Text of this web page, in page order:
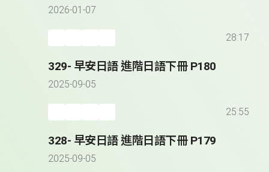
2026-01-07
28:17
329- 早安日語 進階日語下冊 P180
2025-09-05
25:55
328- 早安日語 進階日語下冊 P179
2025-09-05